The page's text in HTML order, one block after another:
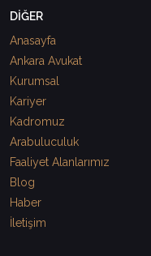
DİĞER
Anasayfa
Ankara Avukat
Kurumsal
Kariyer
Kadromuz
Arabuluculuk
Faaliyet Alanlarımız
Blog
Haber
İletişim